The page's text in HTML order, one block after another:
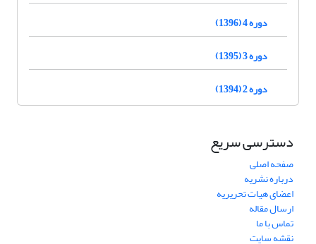
دوره 4 (1396)
دوره 3 (1395)
دوره 2 (1394)
دسترسی سریع
صفحه اصلی
درباره نشریه
اعضای هیات تحریریه
ارسال مقاله
تماس با ما
نقشه سایت